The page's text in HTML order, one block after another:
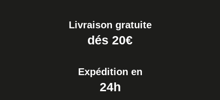
Livraison gratuite
dés 20€
Expédition en
24h